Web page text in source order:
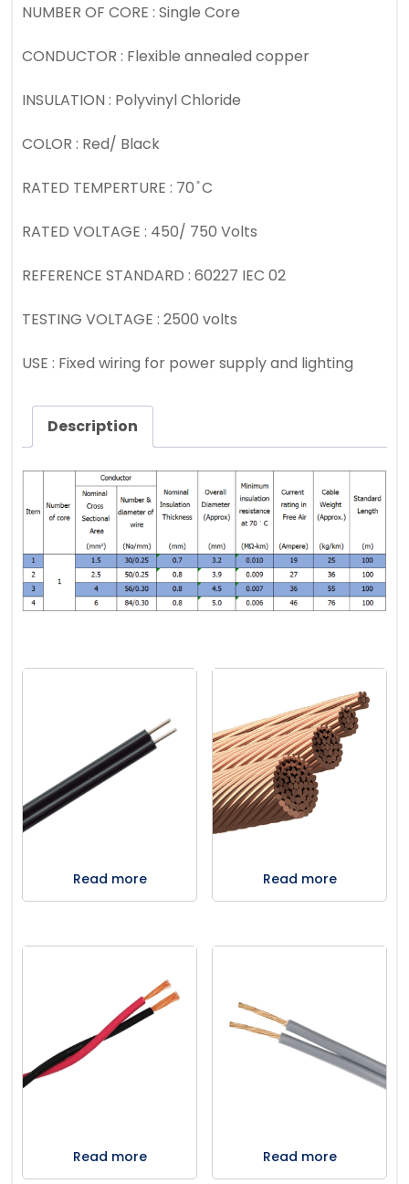
NUMBER OF CORE : Single Core
CONDUCTOR : Flexible annealed copper
INSULATION : Polyvinyl Chloride
COLOR : Red/ Black
RATED TEMPERTURE : 70 ̊ C
RATED VOLTAGE : 450/ 750 Volts
REFERENCE STANDARD : 60227 IEC 02
TESTING VOLTAGE : 2500 volts
USE : Fixed wiring for power supply and lighting
Description
Read more Read more
Read more Read more